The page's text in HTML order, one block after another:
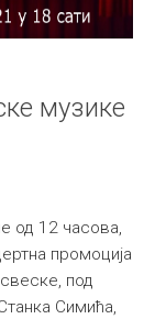
музике
од 12 часова,
промоција
под
Симића,